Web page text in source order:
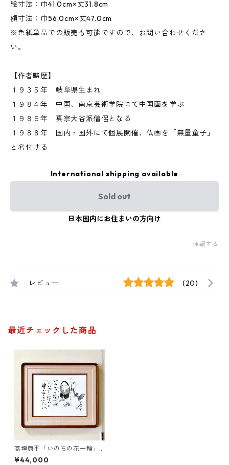
絵寸法：巾41.0cm×丈31.8cm
額寸法：巾56.0cm×丈47.0cm
※色紙単品での販売も可能ですので、お問い合わせくださ
い。
【作者略歴】
１９３５年 岐阜県生まれ
１９８４年 中国、南京芸術学院にて中国画を学ぶ
１９８６年 真宗大谷派僧侶となる
１９８８年 国内・国外にて個展開催、仏画を「無量童子」
と名付ける
International shipping available
Sold out
日本国内にお住まいの方向け
通報する
レビュー (20)
最近チェックした商品
髙垣康平「いのちの花一輪」
Ｆ６額付
¥44,000